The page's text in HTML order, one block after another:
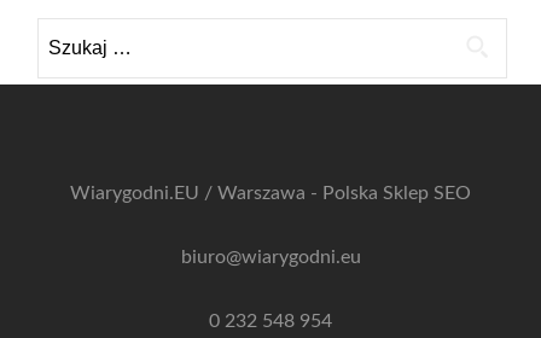
Wiarygodni.EU / Warszawa - Polska Sklep SEO
biuro@wiarygodni.eu
0 232 548 954